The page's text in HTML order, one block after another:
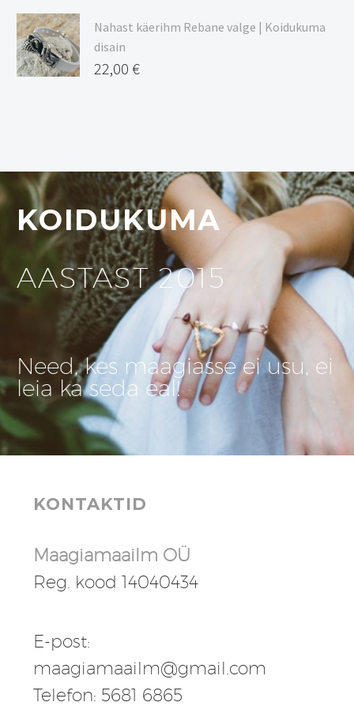
Nahast käerihm Rebane valge | Koidukuma
disain
22,00 €
KOIDUKUMA
AASTAST 2015
Need, kes maagiasse ei usu, ei
leia ka seda eal!
KONTAKTID
Maagiamaailm OÜ
Reg. kood 14040434
E-post:
maagiamaailm@gmail.com
Telefon: 5681 6865